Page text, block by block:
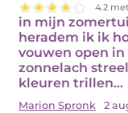
4.2
in mijn
heradem ik ik
vouwen open
zonnelach
kleuren trillen…
Marion Spronk 2